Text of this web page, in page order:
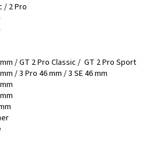
/ 2 Pro
/ GT 2 Pro Classic / GT 2 Pro Sport
/ 3 Pro 46 mm / 3 SE 46 mm